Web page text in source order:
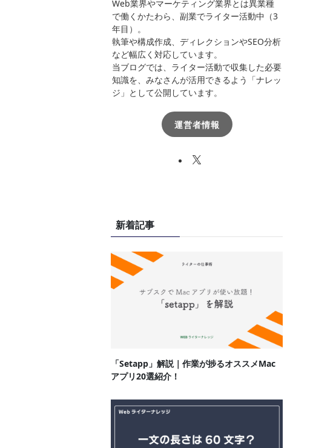
Web業界やマーケティング業界とは異業種
で働くかたわら、副業でライター活動中（3
年目）。
執筆や構成作成、ディレクションやSEO分析
など幅広く対応しています。
当ブログでは、ライター活動で収集した必要
知識を、みなさんが活用できるよう「ナレッ
ジ」として公開しています。
運営者情報
新着記事
「Setapp」解説｜作業が捗るオススメMac
アプリ20選紹介！